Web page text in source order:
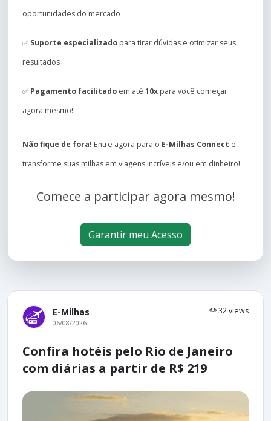
oportunidades do mercado
✅ Suporte especializado para tirar dúvidas e otimizar seus
resultados
✅ Pagamento facilitado em até 10x para você começar
agora mesmo!
Não fique de fora! Entre agora para o E-Milhas Connect e
transforme suas milhas em viagens incríveis e/ou em dinheiro!
Comece a participar agora mesmo!
Garantir meu Acesso
E-Milhas 32 views
06/08/2026
Confira hotéis pelo Rio de Janeiro
com diárias a partir de R$ 219